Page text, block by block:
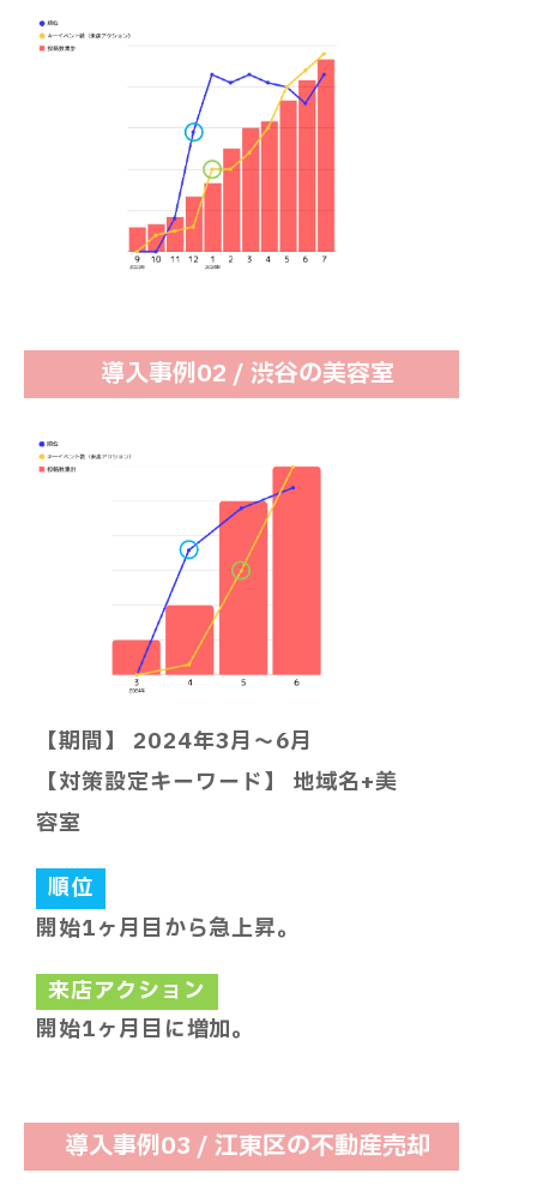
導入事例02 / 渋谷の美容室
【期間】 2024年3月～6月
【対策設定キーワード】 地域名+美
容室
順位
開始1ヶ月目から急上昇。
来店アクション
開始1ヶ月目に増加。
導入事例03 / 江東区の不動産売却